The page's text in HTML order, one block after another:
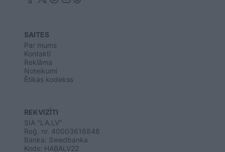
SAITES
Par mums
Kontakti
Reklāma
Noteikumi
Ētikas kodekss
REKVIZĪTI
SIA "LA.LV"
Reģ. nr. 40003616846
Banka: Swedbanka
Kods: HABALV22